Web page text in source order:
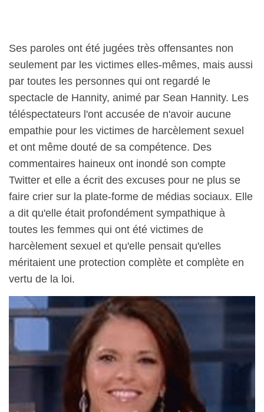
Ses paroles ont été jugées très offensantes non
seulement par les victimes elles-mêmes, mais aussi
par toutes les personnes qui ont regardé le
spectacle de Hannity, animé par Sean Hannity. Les
téléspectateurs l'ont accusée de n'avoir aucune
empathie pour les victimes de harcèlement sexuel
et ont même douté de sa compétence. Des
commentaires haineux ont inondé son compte
Twitter et elle a écrit des excuses pour ne plus se
faire crier sur la plate-forme de médias sociaux. Elle
a dit qu'elle était profondément sympathique à
toutes les femmes qui ont été victimes de
harcèlement sexuel et qu'elle pensait qu'elles
méritaient une protection complète et complète en
vertu de la loi.